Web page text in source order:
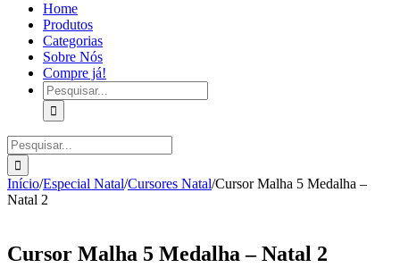
Home
Produtos
Categorias
Sobre Nós
Compre já!
Pesquisar
Pesquisar
Início/Especial Natal/Cursores Natal/Cursor Malha 5 Medalha –
Natal 2
Cursor Malha 5 Medalha – Natal 2